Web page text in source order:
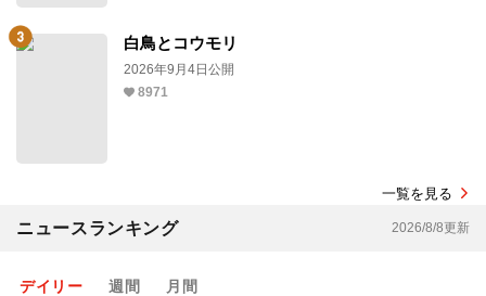
白鳥とコウモリ
2026年9月4日公開
8971
一覧を見る
ニュースランキング 2026/8/8更新
デイリー 週間 月間